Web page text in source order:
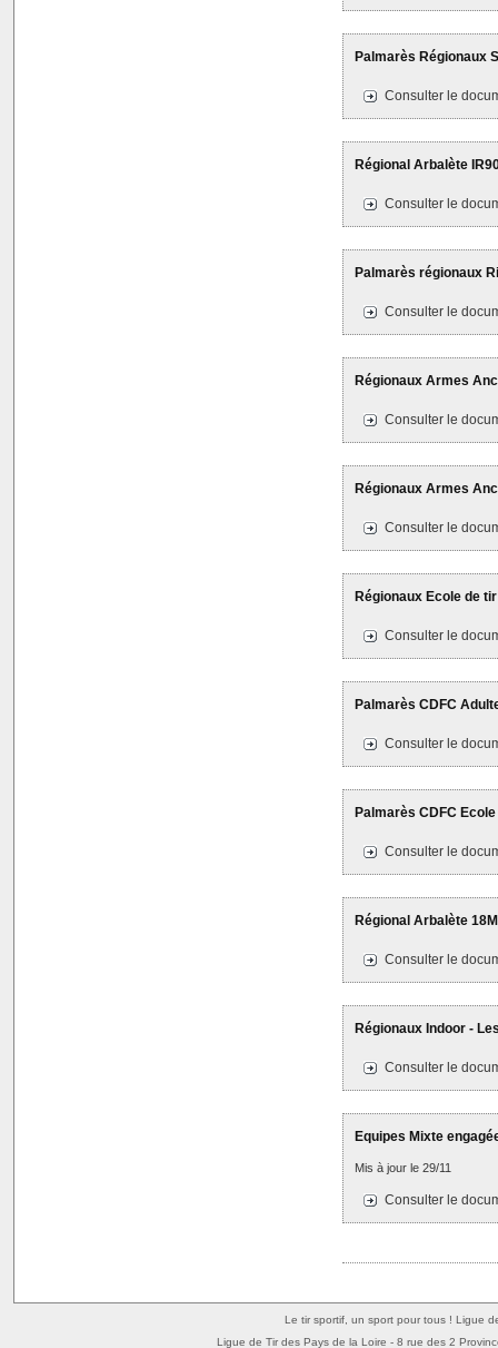
Palmarès Régionaux
Consulter le
Régional Arbalète
Consulter le
Palmarès régionaux
Consulter le
Régionaux Armes
Consulter le
Régionaux Armes
Consulter le
Régionaux Ecole de
Consulter le
Palmarès CDFC
Consulter le
Palmarès CDFC
Consulter le
Régional Arbalète
Consulter le
Régionaux Indoor -
Consulter le
Equipes Mixte
Mis à jour le 29/11
Consulter le
Le tir sportif, un sport pour tous ! Ligue
Ligue de Tir des Pays de la Loire - 8 rue des 2